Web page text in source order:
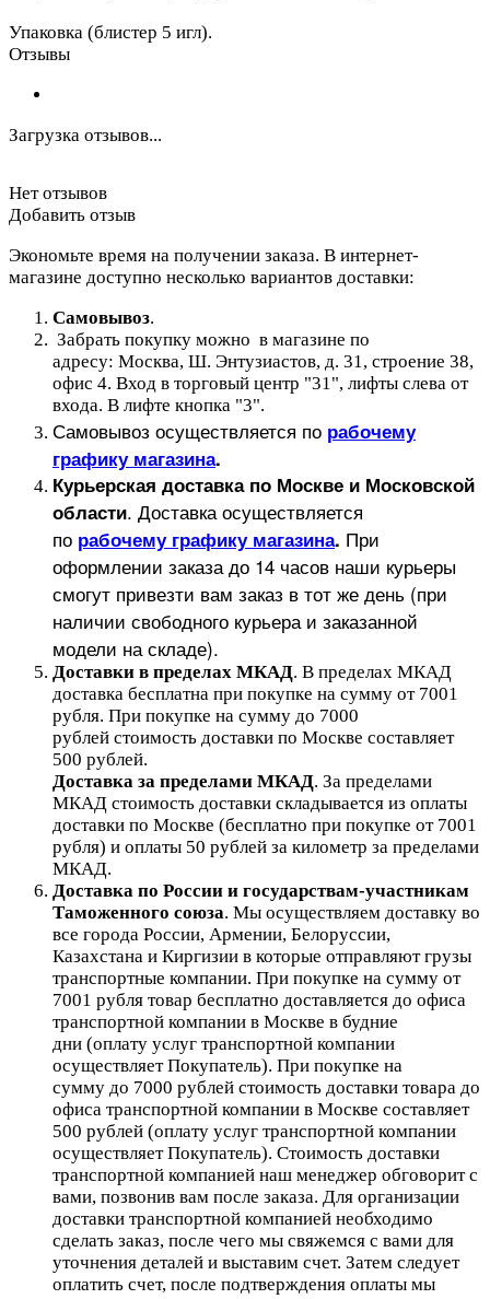
Упаковка (блистер 5 игл).
Отзывы
Загрузка отзывов...
Нет отзывов
Добавить отзыв
Экономьте время на получении заказа. В интернет-
магазине доступно несколько вариантов доставки:
Самовывоз.
Забрать покупку можно в магазине по
адресу: Москва, Ш. Энтузиастов, д. 31, строение 38,
офис 4. Вход в торговый центр "31", лифты слева от
входа. В лифте кнопка "3".
Самовывоз осуществляется по рабочему
графику магазина.
Курьерская доставка по Москве и Московской
области. Доставка осуществляется
по рабочему графику магазина. При
оформлении заказа до 14 часов наши курьеры
смогут привезти вам заказ в тот же день (при
наличии свободного курьера и заказанной
модели на складе).
Доставки в пределах МКАД. В пределах МКАД
доставка бесплатна при покупке на сумму от 7001
рубля. При покупке на сумму до 7000
рублей стоимость доставки по Москве составляет
500 рублей.
Доставка за пределами МКАД. За пределами
МКАД стоимость доставки складывается из оплаты
доставки по Москве (бесплатно при покупке от 7001
рубля) и оплаты 50 рублей за километр за пределами
МКАД.
Доставка по России и государствам-участникам
Таможенного союза. Мы осуществляем доставку во
все города России, Армении, Белоруссии,
Казахстана и Киргизии в которые отправляют грузы
транспортные компании. При покупке на сумму от
7001 рубля товар бесплатно доставляется до офиса
транспортной компании в Москве в будние
дни (оплату услуг транспортной компании
осуществляет Покупатель). При покупке на
сумму до 7000 рублей стоимость доставки товара до
офиса транспортной компании в Москве составляет
500 рублей (оплату услуг транспортной компании
осуществляет Покупатель). Стоимость доставки
транспортной компанией наш менеджер обговорит с
вами, позвонив вам после заказа. Для организации
доставки транспортной компанией необходимо
сделать заказ, после чего мы свяжемся с вами для
уточнения деталей и выставим счет. Затем следует
оплатить счет, после подтверждения оплаты мы